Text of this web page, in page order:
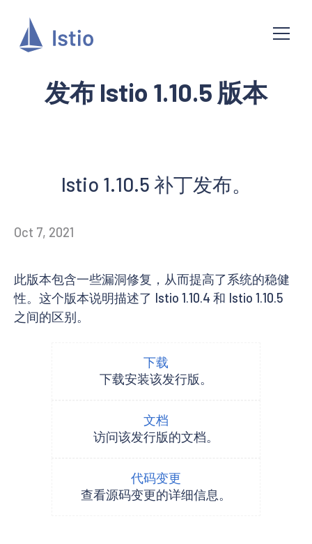
发布 Istio 1.10.5 版本
Istio 1.10.5 补丁发布。
Oct 7, 2021
此版本包含一些漏洞修复，从而提高了系统的稳健
性。这个版本说明描述了 Istio 1.10.4 和 Istio 1.10.5
之间的区别。
下载
下载安装该发行版。
文档
访问该发行版的文档。
代码变更
查看源码变更的详细信息。